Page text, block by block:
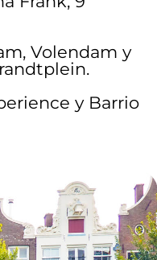
Volendam y
y Barrio